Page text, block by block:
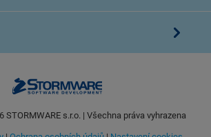
STORMWARE s.r.o. | Všechna práva vyhrazena